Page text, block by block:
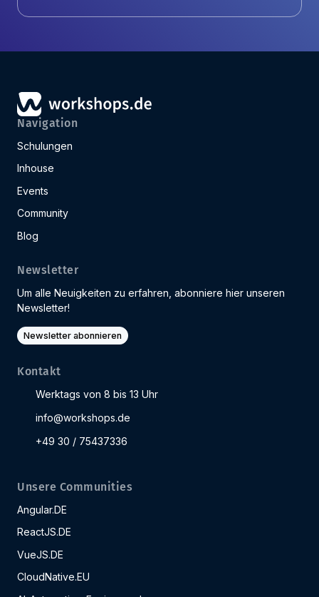
Navigation
Schulungen
Inhouse
Events
Community
Blog
Newsletter
Um alle Neuigkeiten zu erfahren, abonniere hier unseren
Newsletter!
Newsletter abonnieren
Kontakt
Werktags von 8 bis 13 Uhr
info@workshops.de
+49 30 / 75437336
Unsere Communities
Angular.DE
ReactJS.DE
VueJS.DE
CloudNative.EU